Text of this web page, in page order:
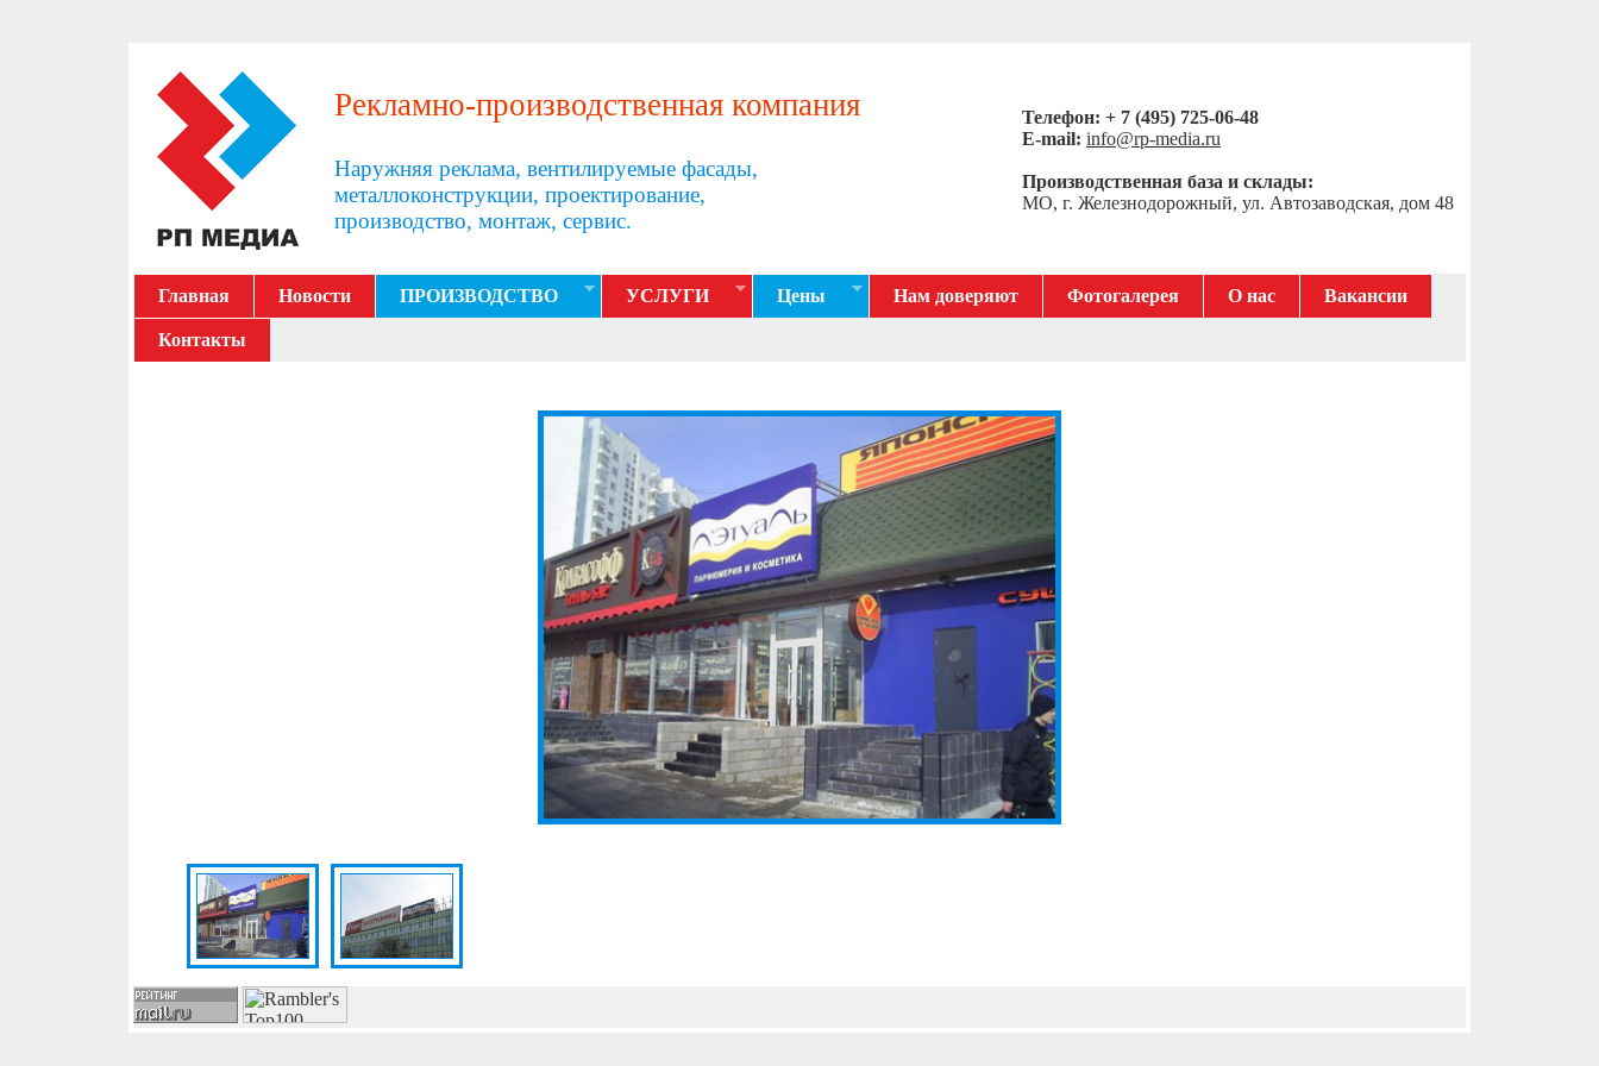
Рекламно-производственная компания
Наружняя реклама, вентилируемые фасады,
металлоконструкции, проектирование,
производство, монтаж, сервис.
Телефон: + 7 (495) 725-06-48
E-mail: info@rp-media.ru
Производственная база и склады:
МО, г. Железнодорожный, ул. Автозаводская, дом 48
Главная Новости ПРОИЗВОДСТВО УСЛУГИ Цены Нам доверяют Фотогалерея О нас Вакансии
Контакты